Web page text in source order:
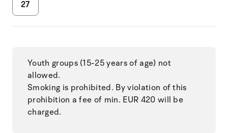
27
Youth groups (15-25 years of age) not
allowed.
Smoking is prohibited. By violation of this
prohibition a fee of min. EUR 420 will be
charged.